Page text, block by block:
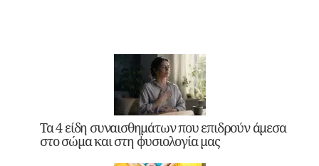
Τα 4 είδη συναισθημάτων που επιδρούν άμεσα
στο σώμα και στη φυσιολογία μας